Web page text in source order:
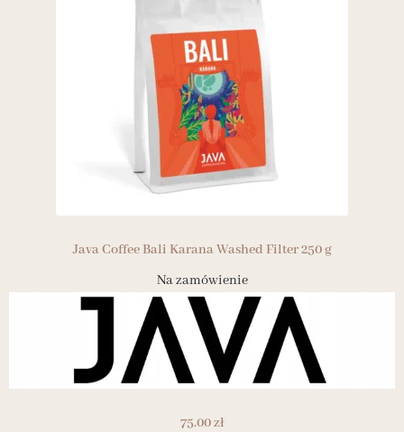
Java Coffee Bali Karana Washed Filter 250 g
Na zamówienie
75.00zł